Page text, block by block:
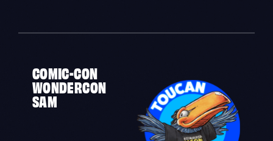
COMIC-CON
WONDERCON
SAM